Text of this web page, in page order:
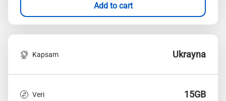
Add to cart
Kapsam Ukrayna
Veri 15GB